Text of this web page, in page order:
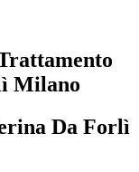
Milano
Da Forlì